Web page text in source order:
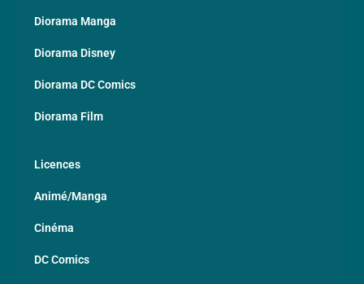
Diorama Manga
Diorama Disney
Diorama DC Comics
Diorama Film
Licences
Animé/Manga
Cinéma
DC Comics